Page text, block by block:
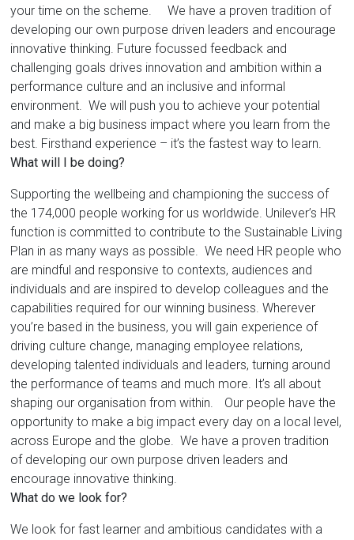
your time on the scheme. We have a proven tradition of
developing our own purpose driven leaders and encourage
innovative thinking. Future focussed feedback and
challenging goals drives innovation and ambition within a
performance culture and an inclusive and informal
environment. We will push you to achieve your potential
and make a big business impact where you learn from the
best. Firsthand experience – it’s the fastest way to learn.
What will I be doing?
Supporting the wellbeing and championing the success of
the 174,000 people working for us worldwide. Unilever’s HR
function is committed to contribute to the Sustainable Living
Plan in as many ways as possible. We need HR people who
are mindful and responsive to contexts, audiences and
individuals and are inspired to develop colleagues and the
capabilities required for our winning business. Wherever
you’re based in the business, you will gain experience of
driving culture change, managing employee relations,
developing talented individuals and leaders, turning around
the performance of teams and much more. It’s all about
shaping our organisation from within. Our people have the
opportunity to make a big impact every day on a local level,
across Europe and the globe. We have a proven tradition
of developing our own purpose driven leaders and
encourage innovative thinking.
What do we look for?
We look for fast learner and ambitious candidates with a